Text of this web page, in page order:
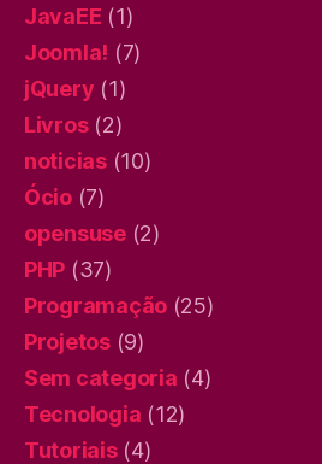
JavaEE (1)
Joomla! (7)
jQuery (1)
Livros(2)
noticias(10)
Ócio(7)
opensuse(2)
PHP (37)
Programação (25)
Projetos(9)
Sem categoria (4)
Tecnologia (12)
Tutoriais(4)